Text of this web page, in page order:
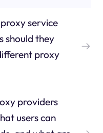
service
should they
proxy
providers
users can